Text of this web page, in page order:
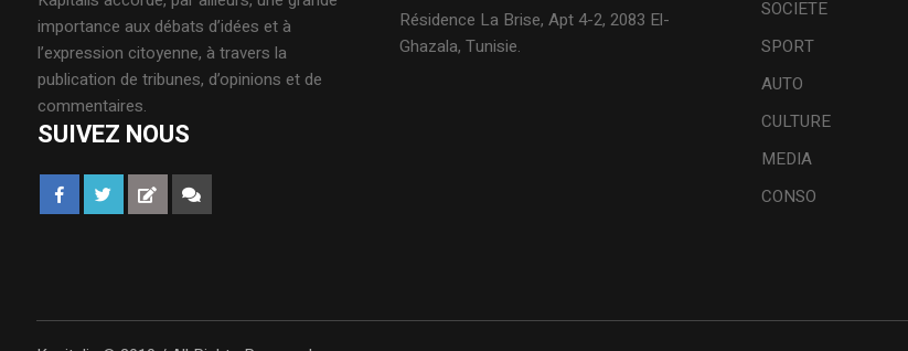
importance aux débats d’idées et à
l’expression citoyenne, à travers la
publication de tribunes, d’opinions et de
commentaires.
SUIVEZ NOUS
Résidence La Brise, Apt 4-2, 2083 El-
Ghazala, Tunisie.
SOCIETE
SPORT
AUTO
CULTURE
MEDIA
CONSO